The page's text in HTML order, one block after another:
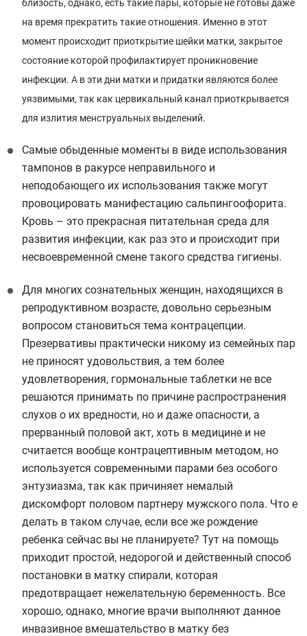
близость, однако, есть такие пары, которые не готовы даже
на время прекратить такие отношения. Именно в этот
момент происходит приоткрытие шейки матки, закрытое
состояние которой профилактирует проникновение
инфекции. А в эти дни матки и придатки являются более
уязвимыми, так как цервикальный канал приоткрывается
для излития менструальных выделений.
Самые обыденные моменты в виде использования
тампонов в ракурсе неправильного и
неподобающего их использования также могут
провоцировать манифестацию сальпингоофорита.
Кровь – это прекрасная питательная среда для
развития инфекции, как раз это и происходит при
несвоевременной смене такого средства гигиены.
Для многих сознательных женщин, находящихся в
репродуктивном возрасте, довольно серьезным
вопросом становиться тема контрацепции.
Презервативы практически никому из семейных пар
не приносят удовольствия, а тем более
удовлетворения, гормональные таблетки не все
решаются принимать по причине распространения
слухов о их вредности, но и даже опасности, а
прерванный половой акт, хоть в медицине и не
считается вообще контрацептивным методом, но
используется современными парами без особого
энтузиазма, так как причиняет немалый
дискомфорт половом партнеру мужского пола. Что е
делать в таком случае, если все же рождение
ребенка сейчас вы не планируете? Тут на помощь
приходит простой, недорогой и действенный способ
постановки в матку спирали, которая
предотвращает нежелательную беременность. Все
хорошо, однако, многие врачи выполняют данное
инвазивное вмешательство в матку без